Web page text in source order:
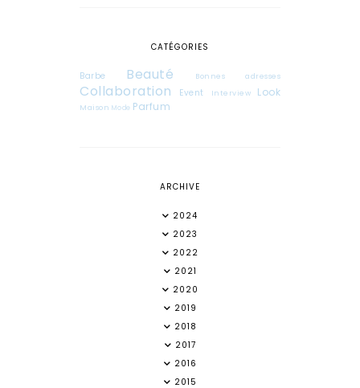
CATÉGORIES
Barbe Beauté Bonnes adresses
Collaboration Event Interview Look
Maison Mode Parfum
ARCHIVE
2024
2023
2022
2021
2020
2019
2018
2017
2016
2015